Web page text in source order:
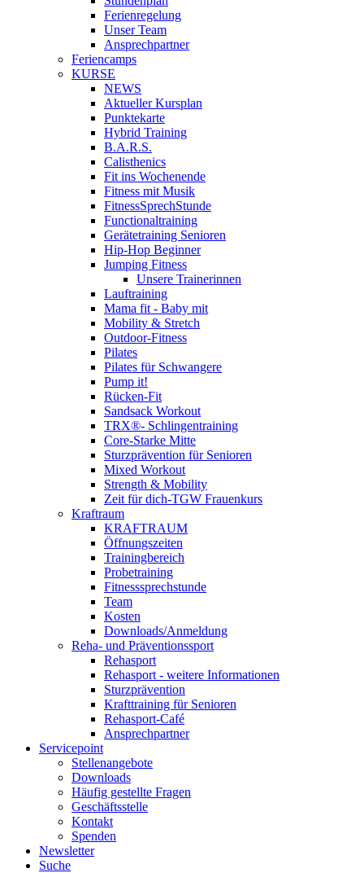
Ferienregelung
Unser Team
Ansprechpartner
Feriencamps
KURSE
NEWS
Aktueller Kursplan
Punktekarte
Hybrid Training
B.A.R.S.
Calisthenics
Fit ins Wochenende
Fitness mit Musik
FitnessSprechStunde
Functionaltraining
Gerätetraining Senioren
Hip-Hop Beginner
Jumping Fitness
Unsere Trainerinnen
Lauftraining
Mama fit - Baby mit
Mobility & Stretch
Outdoor-Fitness
Pilates
Pilates für Schwangere
Pump it!
Rücken-Fit
Sandsack Workout
TRX®- Schlingentraining
Core-Starke Mitte
Sturzprävention für Senioren
Mixed Workout
Strength & Mobility
Zeit für dich-TGW Frauenkurs
Kraftraum
KRAFTRAUM
Öffnungszeiten
Trainingbereich
Probetraining
Fitnesssprechstunde
Team
Kosten
Downloads/Anmeldung
Reha- und Präventionssport
Rehasport
Rehasport - weitere Informationen
Sturzprävention
Krafttraining für Senioren
Rehasport-Café
Ansprechpartner
Servicepoint
Stellenangebote
Downloads
Häufig gestellte Fragen
Geschäftsstelle
Kontakt
Spenden
Newsletter
Suche